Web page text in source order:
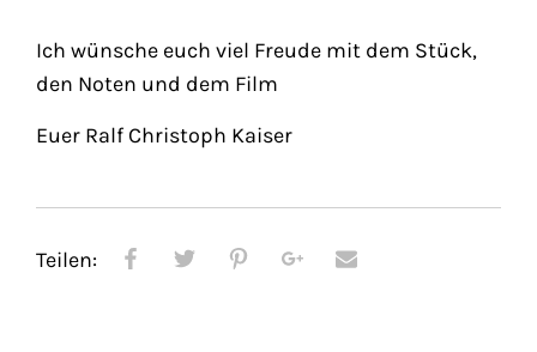
Ich wünsche euch viel Freude mit dem Stück,
den Noten und dem Film
Euer Ralf Christoph Kaiser
Teilen: